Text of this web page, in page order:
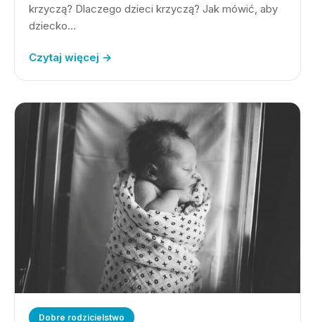
krzyczą? Dlaczego dzieci krzyczą? Jak mówić, aby
dziecko…
Czytaj więcej →
Dobre rodzicielstwo